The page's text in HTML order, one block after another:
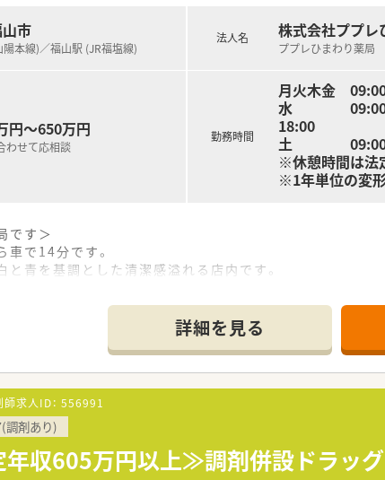
私ともに充実してご勤務して頂く事が可能です。
もオススメ＞
研修制度が充実している環境で長く働きたい方
導入しています。
局でも通用する』薬剤師の育成・教育を行っています。
度を取り入れ、ひとりひとりの成長度合いに合わせた教育
ア併設型調剤薬局を展開している法人です。
アは現在130店舗展開しておりますが、
設店）は新店予定も含めて15店舗となります。
康増進に貢献する」をテーマとして運営を行っております。
の身近な医療人を目指し、患者様に興味をもって
剤師を求めております。
」としての取り組みを強化しております。
併設店の対応がメインとなります。
務時間帯も調剤薬局の開局時間での勤務となります。
勤務の場合はOTCに関しても身近に学ぶ環境がございま
経験を蓄積する事が可能となります。
業が発生しないようなシフト環境を整えております。
市
本線)／福山駅 (JR福塩線)
円～650万円
わせて応相談
法人名 株式会社ププレ
ププレひまわり薬局
勤務時間
月火木金
水 09:00～
18:00
土 09:00
※休憩時間は法
※1年単位の変
です＞
で14分です。
青を基調とした清潔感溢れる店内です。
監査システムを完備しています。
、内科、小児科の処方箋がメインです。
約70枚程度を応需しています。
組んでいます。
詳細を見る
求人ID： 556991
調剤あり)
年収605万円以上≫調剤併設ドラッ